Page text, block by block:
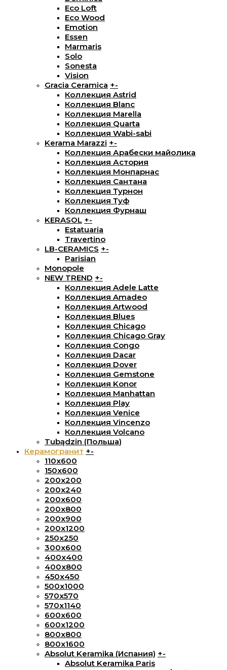
Eco Loft
Eco Wood
Emotion
Essen
Marmaris
Solo
Sonesta
Vision
Gracia Ceramica +-
Коллекция Astrid
Коллекция Blanc
Коллекция Marella
Коллекция Quarta
Коллекция Wabi-sabi
Kerama Marazzi +-
Коллекция Арабески майолика
Коллекция Астория
Коллекция Монпарнас
Коллекция Сантана
Коллекция Турнон
Коллекция Туф
Коллекция Фурнаш
KERASOL +-
Estatuaria
Travertino
LB-CERAMICS +-
Parisian
Monopole
NEW TREND +-
Коллекция Adele Latte
Коллекция Amadeo
Коллекция Artwood
Коллекция Blues
Коллекция Chicago
Коллекция Chicago Gray
Коллекция Congo
Коллекция Dacar
Коллекция Dover
Коллекция Gemstone
Коллекция Konor
Коллекция Manhattan
Коллекция Play
Коллекция Venice
Коллекция Vincenzo
Коллекция Volcano
Tubądzin (Польша)
Керамогранит +-
110x600
150х600
200x200
200х240
200х600
200х800
200х900
200х1200
250x250
300х600
400х400
400х800
450х450
500х1000
570х570
570х1140
600х600
600х1200
800х800
800x1600
Absolut Keramika (Испания) +-
Absolut Keramika Paris